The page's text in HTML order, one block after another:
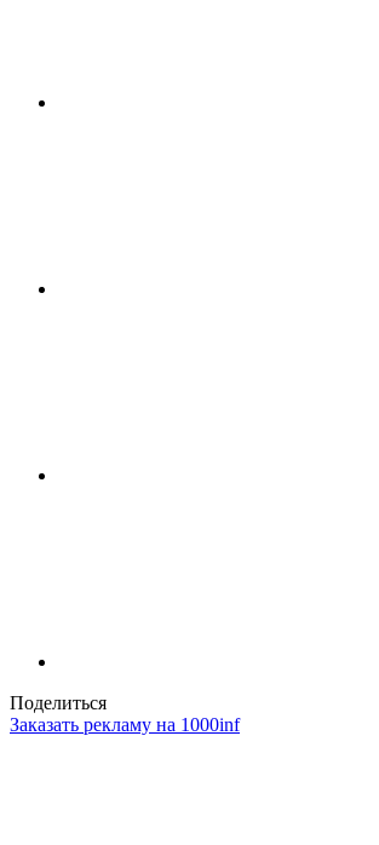
Поделиться
Заказать рекламу на 1000inf